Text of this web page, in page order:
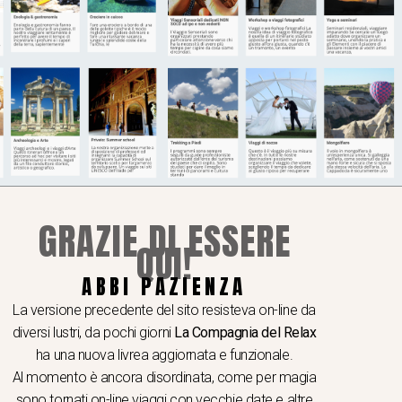
valore universale come capolavori dell’arte
troviamo davanti a un luogo pensato per
immediatamente la forza silenziosa
oltre mille anni.
e seminari
e viaggi video e fotografici
School
& gastronomia
GRAZIE DI ESSERE
QUI!
ABBI PAZIENZA
La versione precedente del sito resisteva on-line da
diversi lustri, da pochi giorni La Compagnia del Relax
ha una nuova livrea aggiornata e funzionale.
Al momento è ancora disordinata, come per magia